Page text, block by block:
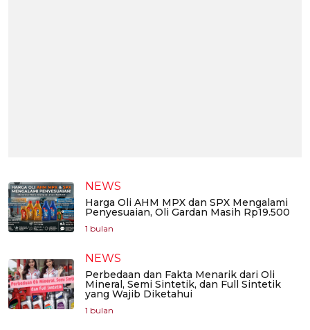
NEWS
Harga Oli AHM MPX dan SPX Mengalami
Penyesuaian, Oli Gardan Masih Rp19.500
1 bulan
NEWS
Perbedaan dan Fakta Menarik dari Oli
Mineral, Semi Sintetik, dan Full Sintetik
yang Wajib Diketahui
1 bulan